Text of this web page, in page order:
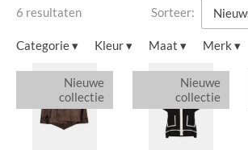
6 resultaten Sorteer:
Categorie▾ Kleur▾ Maat ▾ Merk ▾
Nieuwe
collectie
Nieuwe
collectie